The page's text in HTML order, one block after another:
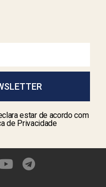
estar de acordo com
de Privacidade